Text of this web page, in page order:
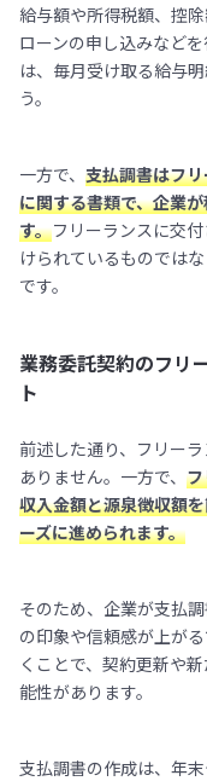
給与額や所得税額、控
ローンの申し込みなど
は、毎月受け取る給与
う。
一方で、 支払調書はフ
に関する書類で、企業
す。フリーランスに交
けられているものでは
です。
業務委託契約のフリ
ト
前述した通り、フリー
ありません。一方で、
収入金額と源泉徴収額
ーズに進められます。
そのため、企業が支払
の印象や信頼感が上が
くことで、契約更新や
能性があります。
支払調書の作成は、年